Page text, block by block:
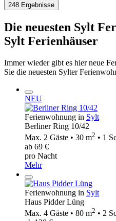
248 Ergebnisse
Die neuesten Sylt
Sylt Ferienhäuser
Immer wieder gibt es hier neue
Sie die neuesten Sylter
NEU
Ferienwohnung in Sylt
Berliner Ring 10/42
Max. 2 Gäste • 30 m2 • 1
ab 69 €
pro Nacht
Mehr
Ferienwohnung in Sylt
Haus Pidder Lüng
Max. 4 Gäste • 80 m2 • 2